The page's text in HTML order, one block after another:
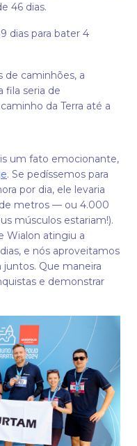
46 dias.
dias para bater 4
de caminhões, a
fila seria de
da Terra até a
um fato emocionante,
. Se pedíssemos para
por dia, ele levaria
metros — ou 4.000
músculos estariam!).
Wialon atingiu a
e nós aproveitamos
Que maneira
e demonstrar